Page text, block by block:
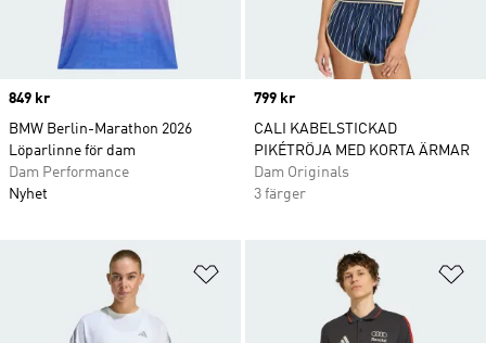
Price
849 kr
BMW Berlin-Marathon 2026
Löparlinne för dam
Dam Performance
Nyhet
Price
799 kr
CALI KABELSTICKAD
PIKÉTRÖJA MED KORTA ÄRMAR
Dam Originals
3 färger
Lägg till på önskelistan